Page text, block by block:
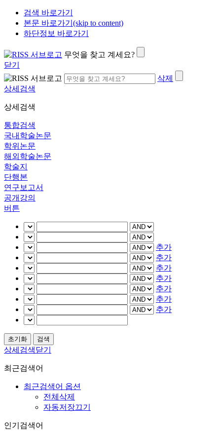
검색 바로가기
본문 바로가기(skip to content)
하단정보 바로가기
무엇을 찾고 계세요?
닫기
삭제
상세검색
상세검색
통합검색
국내학술논문
학위논문
해외학술논문
학술지
단행본
연구보고서
공개강의
버튼
추가
추가
추가
추가
추가
추가
추가
상세검색닫기
최근검색어
최근검색어 옵션
전체삭제
자동저장끄기
인기검색어